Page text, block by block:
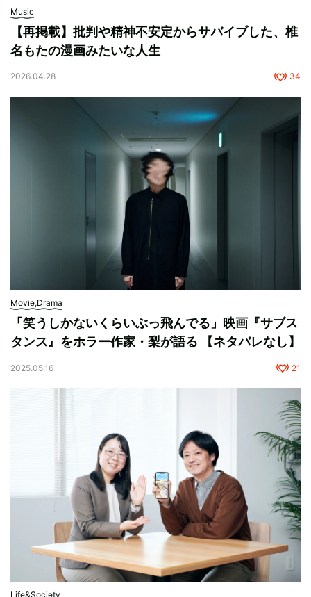
Music
【再掲載】批判や精神不安定からサバイブした、椎
名もたの漫画みたいな人生
2026.04.28 34
Movie,Drama
「笑うしかないくらいぶっ飛んでる」映画『サブス
タンス』をホラー作家・梨が語る 【ネタバレなし】
2025.05.16 21
Life&Society